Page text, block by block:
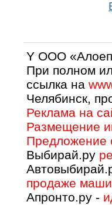
Y OOO
При полном
ссылка на
Челябинск,
Реклама на
Размещение
Предложение
Выбирай.ру
продаже
Апронто.ру -